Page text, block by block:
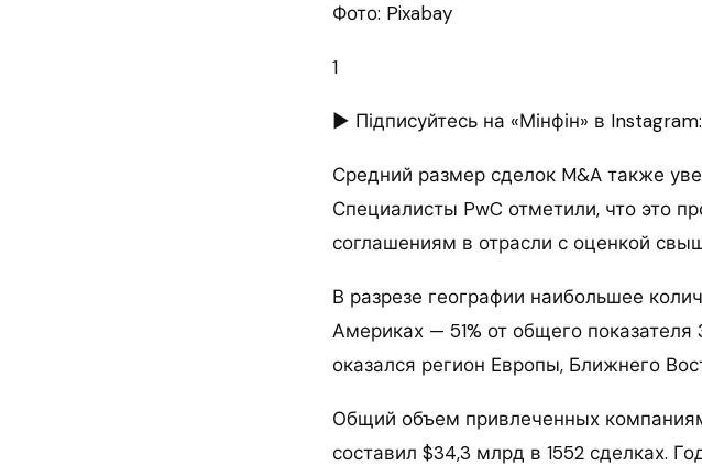
Фото: Pixabay
1
► Підписуйтесь на «Мінфін» в
Средний размер сделок M&A также
Специалисты PwC отметили, что это
соглашениям в отрасли с оценкой
В разрезе географии наибольшее
Америках — 51% от общего
оказался регион Европы, Ближнего
Общий объем привлеченных
составил $34,3 млрд в 1552 сделках.